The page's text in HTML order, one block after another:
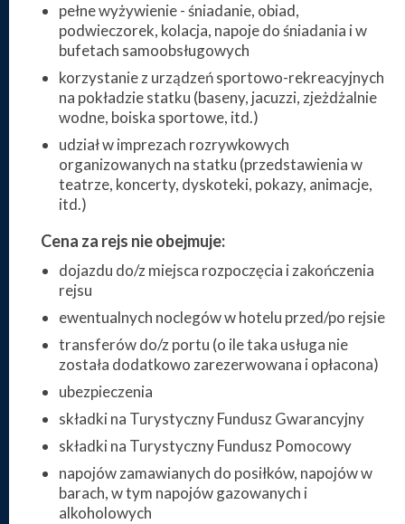
pełne wyżywienie - śniadanie, obiad,
podwieczorek, kolacja, napoje do śniadania i w
bufetach samoobsługowych
korzystanie z urządzeń sportowo-rekreacyjnych
na pokładzie statku (baseny, jacuzzi, zjeżdżalnie
wodne, boiska sportowe, itd.)
udział w imprezach rozrywkowych
organizowanych na statku (przedstawienia w
teatrze, koncerty, dyskoteki, pokazy, animacje,
itd.)
Cena za rejs nie obejmuje:
dojazdu do/z miejsca rozpoczęcia i zakończenia
rejsu
ewentualnych noclegów w hotelu przed/po rejsie
transferów do/z portu (o ile taka usługa nie
została dodatkowo zarezerwowana i opłacona)
ubezpieczenia
składki na Turystyczny Fundusz Gwarancyjny
składki na Turystyczny Fundusz Pomocowy
napojów zamawianych do posiłków, napojów w
barach, w tym napojów gazowanych i
alkoholowych